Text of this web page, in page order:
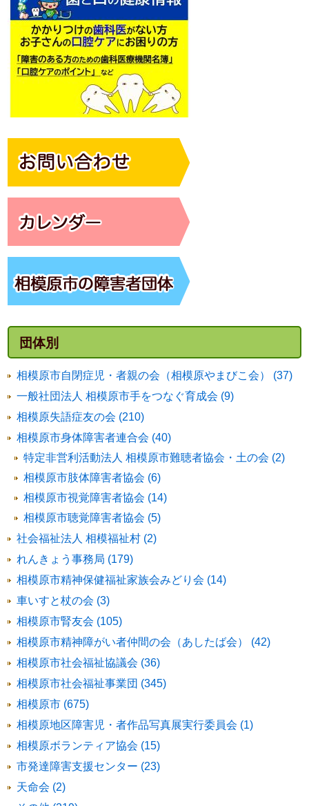
団体別
相模原市自閉症児・者親の会（相模原やまびこ会） (37)
一般社団法人 相模原市手をつなぐ育成会 (9)
相模原失語症友の会 (210)
相模原市身体障害者連合会 (40)
特定非営利活動法人 相模原市難聴者協会・土の会 (2)
相模原市肢体障害者協会 (6)
相模原市視覚障害者協会 (14)
相模原市聴覚障害者協会 (5)
社会福祉法人 相模福祉村 (2)
れんきょう事務局 (179)
相模原市精神保健福祉家族会みどり会 (14)
車いすと杖の会 (3)
相模原市腎友会 (105)
相模原市精神障がい者仲間の会（あしたば会） (42)
相模原市社会福祉協議会 (36)
相模原市社会福祉事業団 (345)
相模原市 (675)
相模原地区障害児・者作品写真展実行委員会 (1)
相模原ボランティア協会 (15)
市発達障害支援センター (23)
天命会 (2)